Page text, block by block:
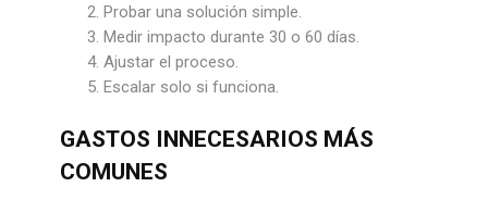
Probar una solución simple.
Medir impacto durante 30 o 60 días.
Ajustar el proceso.
Escalar solo si funciona.
GASTOS INNECESARIOS MÁS
COMUNES